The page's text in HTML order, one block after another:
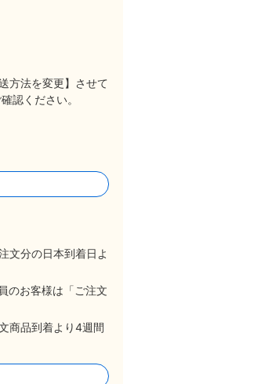
方法を変更】させて
認ください。
文分の日本到着日よ
のお客様は「ご注文
商品到着より4週間